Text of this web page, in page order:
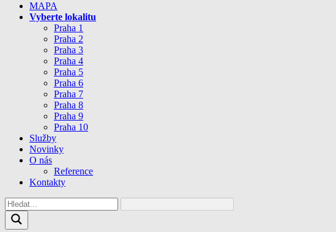
MAPA
Vyberte lokalitu
Praha 1
Praha 2
Praha 3
Praha 4
Praha 5
Praha 6
Praha 7
Praha 8
Praha 9
Praha 10
Služby
Novinky
O nás
Reference
Kontakty